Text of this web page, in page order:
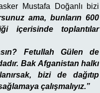
Mustafa Doğanlı bizi
ama, bunların 600
içerisinde toplantılar
Fetullah Gülen de
Bak Afganistan halkı
bizi de dağıtıp
çalışmalıyız.”